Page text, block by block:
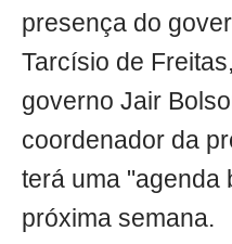
presença do
Tarcísio de
governo Jair
coordenador da
terá uma "agenda
próxima semana.